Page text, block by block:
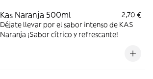
Kas Naranja 500ml
2,70 €
Déjate llevar por el sabor intenso de KAS
Naranja ¡Sabor cítrico y refrescante!